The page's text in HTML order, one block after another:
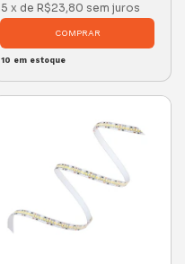
5 x de R$23,80 sem juros
10 em estoque